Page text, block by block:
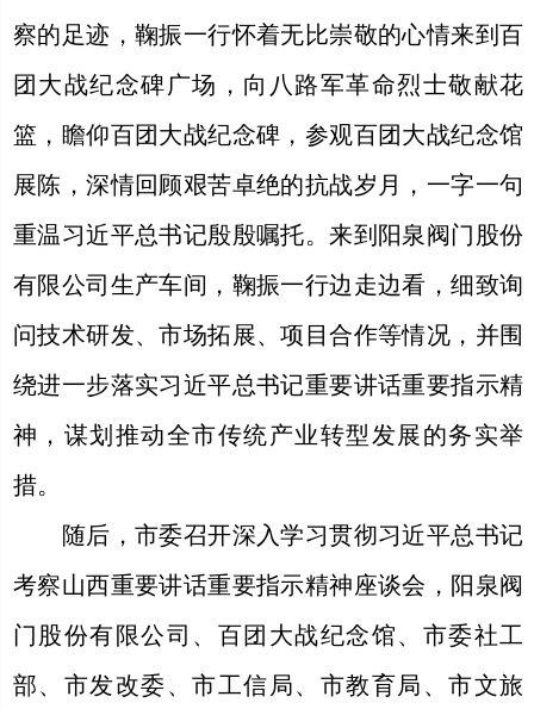
察的足迹，鞠振一行怀着无比崇敬的心情来到百
团大战纪念碑广场，向八路军革命烈士敬献花
篮，瞻仰百团大战纪念碑，参观百团大战纪念馆
展陈，深情回顾艰苦卓绝的抗战岁月，一字一句
重温习近平总书记殷殷嘱托。来到阳泉阀门股份
有限公司生产车间，鞠振一行边走边看，细致询
问技术研发、市场拓展、项目合作等情况，并围
绕进一步落实习近平总书记重要讲话重要指示精
神，谋划推动全市传统产业转型发展的务实举
措。
随后，市委召开深入学习贯彻习近平总书记
考察山西重要讲话重要指示精神座谈会，阳泉阀
门股份有限公司、百团大战纪念馆、市委社工
部、市发改委、市工信局、市教育局、市文旅